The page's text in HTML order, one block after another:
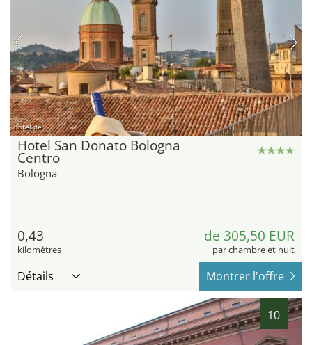
hotel.de
Hotel San Donato Bologna
Centro
Bologna
0,43
kilomètres
de 305,50 EUR
par chambre et nuit
Détails Montrer l'offre
10